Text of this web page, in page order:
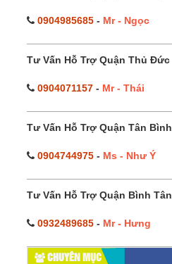
0904985685 - Mr - Ngọc
Tư Vấn Hỗ Trợ Quận Thủ Đức
0904071157 - Mr - Thái
Tư Vấn Hỗ Trợ Quận Tân Bình
0904744975 - Ms - Như Ý
Tư Vấn Hỗ Trợ Quận Bình Tân
0932489685 - Mr - Hưng
CHUYÊN MỤC